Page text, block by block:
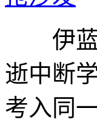
伊蓝
逝中断
考入同